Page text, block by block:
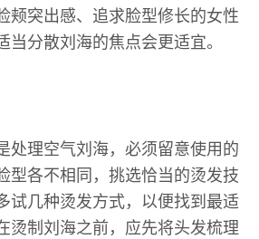
颊突出感、追求脸型修长的女性
当分散刘海的焦点会更适宜。
处理空气刘海，必须留意使用的
型各不相同，挑选恰当的烫发技
试几种烫发方式，以便找到最适
烫制刘海之前，应先将头发梳理